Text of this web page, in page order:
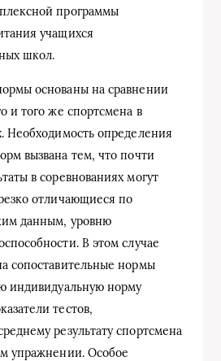
программы
учащихся
школ.
основаны на сравнении
и того же спортсмена в
Необходимость определения
вызвана тем, что почти
в соревнованиях могут
отличающиеся по
данным, уровню
В этом случае
сопоставительные нормы
индивидуальную норму
тестов,
результату спортсмена
упражнении. Особое